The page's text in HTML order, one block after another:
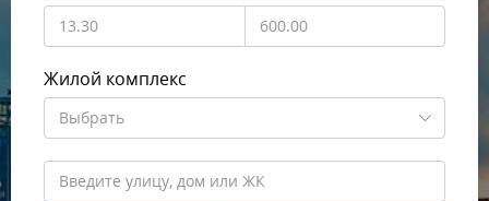
Жилой комплекс
Выбрать